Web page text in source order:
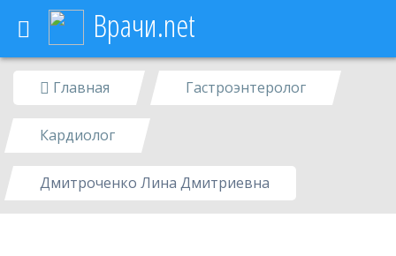
Врачи.net
Стоматологи
Врачи
Москвы
Клиники
Москвы
Главная Гастроэнтеролог
Кардиолог
Дмитроченко Лина Дмитриевна